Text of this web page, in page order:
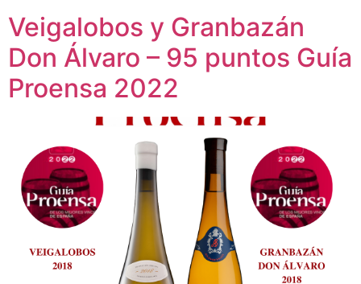
Veigalobos y Granbazán
Don Álvaro – 95 puntos Guía
Proensa 2022